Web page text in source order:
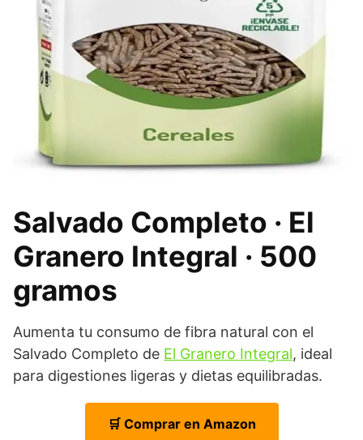
Salvado Completo · El
Granero Integral · 500
gramos
Aumenta tu consumo de fibra natural con el
Salvado Completo de El Granero Integral, ideal
para digestiones ligeras y dietas equilibradas.
🛒 Comprar en Amazon